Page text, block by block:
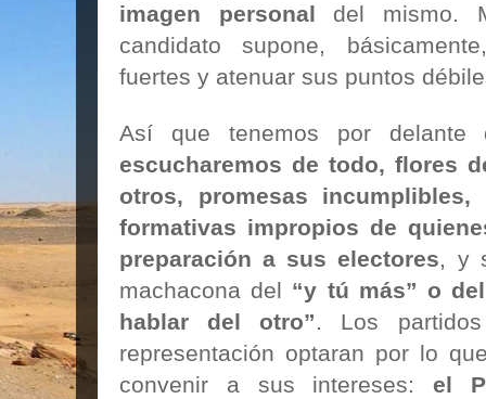
imagen personal del mismo.
candidato supone,
fuertes y atenuar sus puntos
Así que tenemos por delante
escucharemos de todo, flores
otros, promesas
formativas impropios de
preparación a sus electores, y
machacona del “y tú más” o
hablar del otro”.
Los
representación optaran por lo
convenir a sus intereses:el